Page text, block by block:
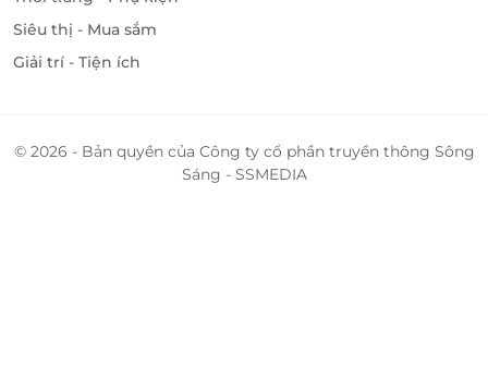
362 Nguyễn Văn Nghi, P. 7, Quận Gò Vấp, Hồ Chí
Minh
229A-231 Tân Sơn Nhì, P.Tân Sơn Nhì, Quận Tân Phú,
281 Lê Văn Việt, P. Hiệp Phú, Thủ Đức, Hồ Chí Minh
319 – 321 đường số 7, Phường Bình Trị Đông B, Quận
Siêu thị - Mua sắm
Giải trí - Tiện ích
© 2026 - Bản quyền của Công ty cổ phần truyền thông Sông
Sáng - SSMEDIA